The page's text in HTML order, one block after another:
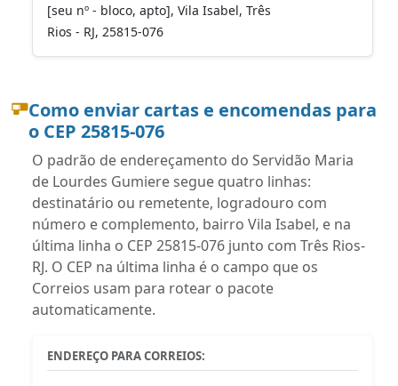
[seu nº - bloco, apto], Vila Isabel, Três
Rios - RJ, 25815-076
Como enviar cartas e encomendas para
o CEP 25815-076
O padrão de endereçamento do Servidão Maria
de Lourdes Gumiere segue quatro linhas:
destinatário ou remetente, logradouro com
número e complemento, bairro Vila Isabel, e na
última linha o CEP 25815-076 junto com Três Rios-
RJ. O CEP na última linha é o campo que os
Correios usam para rotear o pacote
automaticamente.
ENDEREÇO PARA CORREIOS: